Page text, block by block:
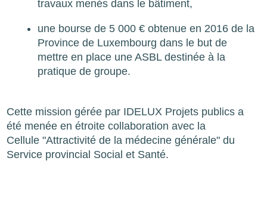
travaux menés dans le bâtiment,
une bourse de 5 000 € obtenue en 2016 de la
Province de Luxembourg dans le but de
mettre en place une ASBL destinée à la
pratique de groupe.
Cette mission gérée par IDELUX Projets publics a
été menée en étroite collaboration avec la
Cellule "Attractivité de la médecine générale" du
Service provincial Social et Santé.